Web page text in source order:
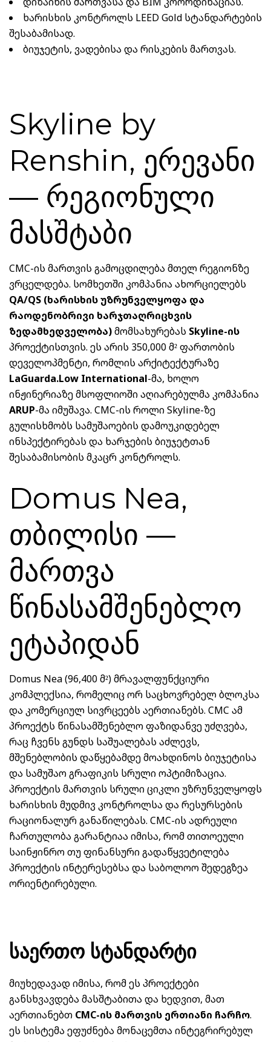
ხარისხის კონტროლს LEED Gold სტანდარტების
შესაბამისად.
ბიუჯეტის, ვადებისა და რისკების მართვას.
Skyline by
Renshin, ერევანი
— რეგიონული
მასშტაბი
CMC-ის მართვის გამოცდილება მთელ რეგიონზე
ვრცელდება. სომხეთში კომპანია ახორციელებს
QA/QS (ხარისხის უზრუნველყოფა და
რაოდენობრივი ხარჯთაღრიცხვის
ზედამხედველობა)მომსახურებას Skyline-ის
პროექტისთვის. ეს არის 350,000 მ² ფართობის
დეველოპმენტი, რომლის არქიტექტურაზე
LaGuarda.Low International-მა, ხოლო
ინჟინერიაზე მსოფლიოში აღიარებულმაკომპანია
ARUP-მა იმუშავა. CMC-ის როლი Skyline-ზე
გულისხმობს სამუშაოების დამოუკიდებელ
ინსპექტირებას და ხარჯების ბიუჯეტთან
შესაბამისობის მკაცრ კონტროლს.
Domus Nea,
თბილისი —
მართვა
წინასამშენებლო
ეტაპიდან
Domus Nea (96,400 მ²) მრავალფუნქციური
კომპლექსია, რომელიც ორ საცხოვრებელ ბლოკსა
და კომერციულ სივრცეებს აერთიანებს. CMC ამ
პროექტს წინასამშენებლო ფაზიდანვე უძღვება,
რაც ჩვენს გუნდს საშუალებას აძლევს,
მშენებლობის დაწყებამდე მოახდინოს ბიუჯეტისა
და სამუშაო გრაფიკის სრული ოპტიმიზაცია.
პროექტის მართვის სრული ციკლი უზრუნველყოფს
ხარისხის მუდმივ კონტროლსა და რესურსების
რაციონალურ განაწილებას. CMC-ის ადრეული
ჩართულობა გარანტიაა იმისა, რომ თითოეული
საინჟინრო თუ ფინანსური გადაწყვეტილება
პროექტის ინტერესებსა და საბოლოო შედეგზეა
ორიენტირებული.
საერთო სტანდარტი
მიუხედავად იმისა, რომ ეს პროექტები
განსხვავდება მასშტაბითა და ხედვით, მათ
აერთიანებთ CMC-ის მართვის ერთიანი ჩარჩო.
ეს სისტემა ეფუძნება მონაცემთა ინტეგრირებულ